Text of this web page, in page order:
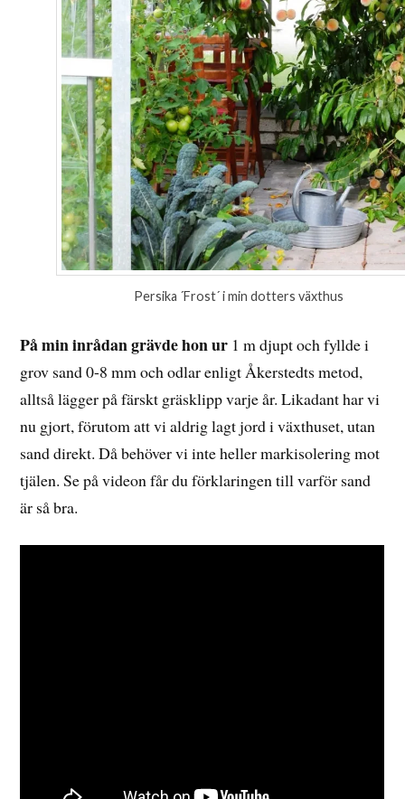
Persika ´Frost´ i min dotters växthus
På min inrådan grävde hon ur 1 m djupt och fyllde i
grov sand 0-8 mm och odlar enligt Åkerstedts metod,
alltså lägger på färskt gräsklipp varje år. Likadant har vi
nu gjort, förutom att vi aldrig lagt jord i växthuset, utan
sand direkt. Då behöver vi inte heller markisolering mot
tjälen. Se på videon får du förklaringen till varför sand
är så bra.